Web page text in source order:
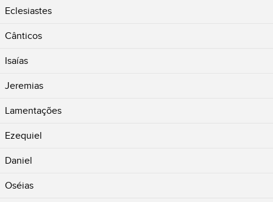
Eclesiastes
Cânticos
Isaías
Jeremias
Lamentações
Ezequiel
Daniel
Oséias